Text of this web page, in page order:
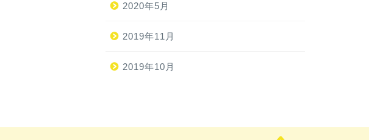
2020年5月
2019年11月
2019年10月